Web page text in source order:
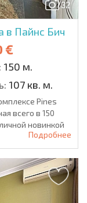
32
в Пайнс Бич
€
150 м.
107 кв. м.
Pines
всего в 150
новинкой
Подробнее